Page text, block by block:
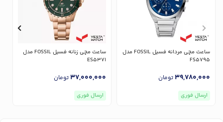
ساعت مچی مردانه فسیل FOSSIL مدل
FS5795
39,780,000تومان
ارسال فوری
ساعت مچی زنانه فسیل FOSSIL مدل
ES5371
37,000,000تومان
ارسال فوری